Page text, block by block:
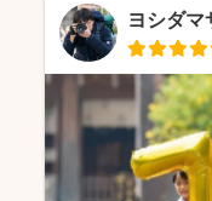
ヨシダマ